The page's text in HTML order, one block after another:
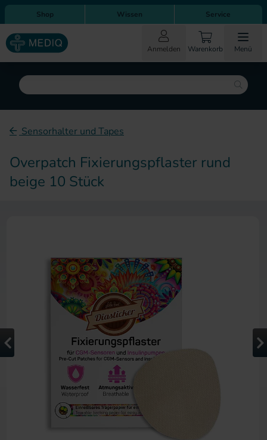
Direkt zum Inhalt
Direkt zur Hauptnavigation
Shop Wissen Service
Anmelden Warenkorb Menü
Suche
Sensorhalter und Tapes
Overpatch Fixierungspflaster rund
beige 10 Stück